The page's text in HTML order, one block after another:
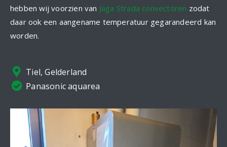
hebben wij voorzien van Jaga Strada convectoren zodat
daar ook een aangename temperatuur gegarandeerd kan
worden.
Tiel, Gelderland
Panasonic aquarea